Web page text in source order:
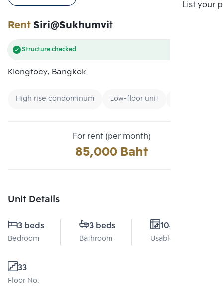
List your
RentSiri@Sukhumvit
Structure checked
Klongtoey, Bangkok
High rise condominum Low-floor unit
For rent (per month)
85,000 Baht
Unit Details
3 beds
Bedroom
3 beds
Bathroom
104 Sq.m.
Usable area
33
Floor No.